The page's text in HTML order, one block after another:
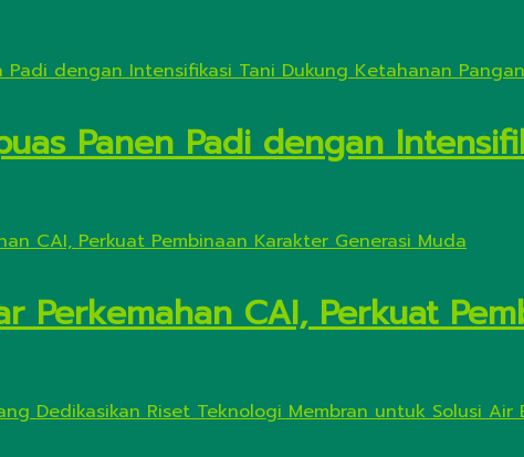
Panen Padi dengan
Perkemahan CAI, Perkuat